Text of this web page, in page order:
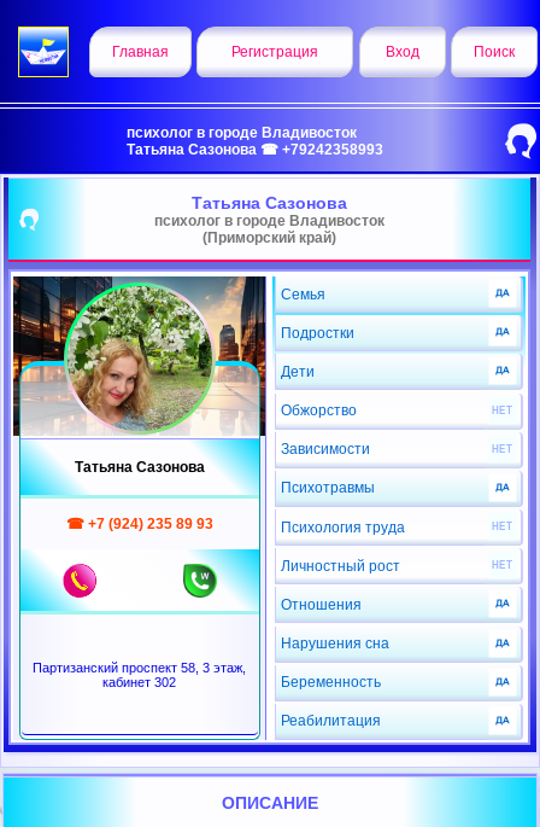
Главная Регистрация Вход Поиск
психолог в городе Владивосток
Татьяна Сазонова ☎ +79242358993
Татьяна Сазонова
психолог в городе Владивосток
(Приморский край)
Татьяна Сазонова
☎ +7 (924) 235 89 93
Партизанский проспект 58, 3 этаж,
кабинет 302
Семья
Подростки
Дети
Обжорство
Зависимости
Психотравмы
Психология труда
Личностный рост
Отношения
Нарушения сна
Беременность
Реабилитация
ОПИСАНИЕ